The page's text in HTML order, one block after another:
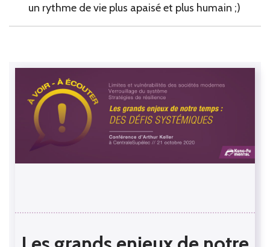
un rythme de vie plus apaisé et plus humain ;)